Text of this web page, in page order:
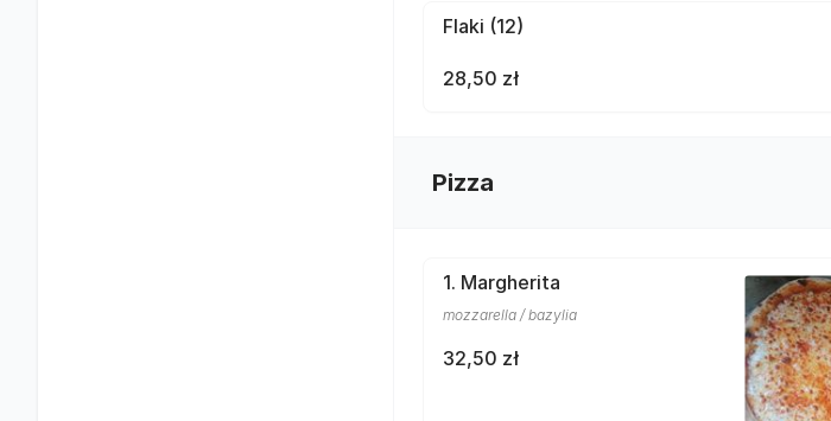
Flaki (12)
28,50 zł
Pizza
1. Margherita
mozzarella / bazylia
32,50 zł